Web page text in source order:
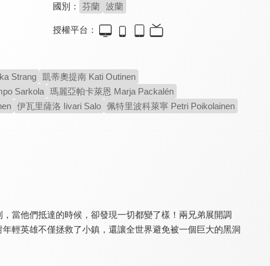
5.8
魔法王國
蒐集寶藏，拯救魔法王國
勇敢樂章(國)
充滿音樂與驚喜的冒險
7.7
哆啦A夢：新‧大雄的日本誕生(日)
哆啦A夢勇闖史前世界
7.7
哆啦A夢：新‧大雄的日本誕生(國)
史上最浩大的離家出走！
7.6
白日夢小英雄
致敬經典寶萊塢傳奇英雄
國別： 芬蘭 波蘭
授權平台：
Strang 凱蒂奧提南 Kati Outinen
Sarkola 瑪麗亞帕卡萊恩 Marja Packalén
伊瓦里薩洛 Iivari Salo 佩特里波科萊寧 Petri Poikolainen
當他們抵達的時候，卻發現一切都變了樣！兩兄弟展開調
輕英雄不僅拯救了小鎮，還讓全世界避免被一個巨大的黑洞